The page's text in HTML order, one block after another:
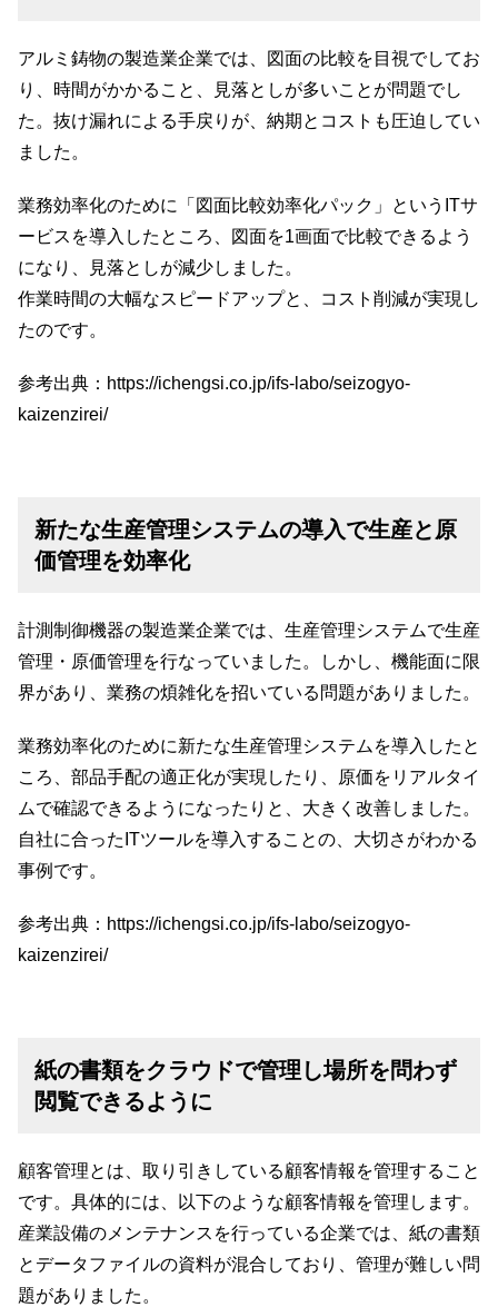
アルミ鋳物の製造業企業では、図面の比較を目視でしてお
り、時間がかかること、見落としが多いことが問題でし
た。抜け漏れによる手戻りが、納期とコストも圧迫してい
ました。
業務効率化のために「図面比較効率化パック」というITサ
ービスを導入したところ、図面を1画面で比較できるよう
になり、見落としが減少しました。
作業時間の大幅なスピードアップと、コスト削減が実現し
たのです。
参考出典： https://ichengsi.co.jp/ifs-labo/seizogyo-
kaizenzirei/
新たな生産管理システムの導入で生産と原
価管理を効率化
計測制御機器の製造業企業では、生産管理システムで生産
管理・原価管理を行なっていました。しかし、機能面に限
界があり、業務の煩雑化を招いている問題がありました。
業務効率化のために新たな生産管理システムを導入したと
ころ、部品手配の適正化が実現したり、原価をリアルタイ
ムで確認できるようになったりと、大きく改善しました。
自社に合ったITツールを導入することの、大切さがわかる
事例です。
参考出典： https://ichengsi.co.jp/ifs-labo/seizogyo-
kaizenzirei/
紙の書類をクラウドで管理し場所を問わず
閲覧できるように
顧客管理とは、取り引きしている顧客情報を管理すること
です。具体的には、以下のような顧客情報を管理します。
産業設備のメンテナンスを行っている企業では、紙の書類
とデータファイルの資料が混合しており、管理が難しい問
題がありました。